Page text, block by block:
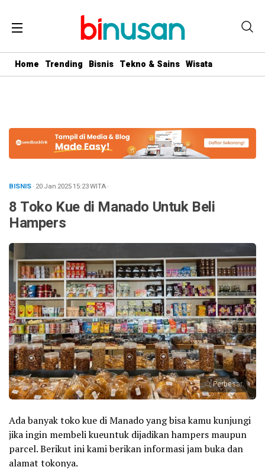
center} #geserkiri, #geserkanan { display: none } .totalpembaca {
display: none }
Home Trending Bisnis Tekno & Sains Wisata
BISNIS· 20 Jan 202515:23WITA·
8 Toko Kue di Manado Untuk Beli
Hampers
Perbesar
Ada banyak toko kue di Manado yang bisa kamu kunjungi
jika ingin membeli kueuntuk dijadikan hampers maupun
parcel. Berikut ini kami berikan informasi jam buka dan
alamat tokonya.